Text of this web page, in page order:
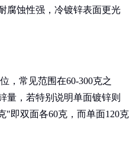
腐蚀性强，冷镀锌表面更光
，常见范围在60-300克之
量，若特别说明单面镀锌则
"即双面各60克，而单面120克